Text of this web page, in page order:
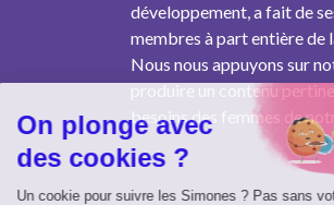
développement, a fait de
membres à part entière de
Nous nous appuyons sur
produire un contenu
besoins des femmes de
On plonge avec
des cookies ?
Un cookie pour suivre les Simones ? Pas